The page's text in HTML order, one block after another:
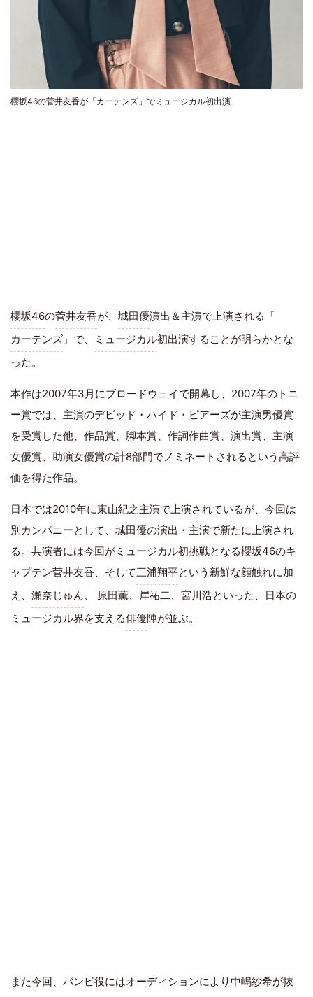
櫻坂46の菅井友香が「カーテンズ」でミュージカル初出演
櫻坂46の菅井友香が、 城田優演出＆主演で上演される「
カーテンズ 」で、 ミュージカル初出演することが明らかとな
った。
本作は2007年3月にブロードウェイで開幕し、2007年のトニ
ー賞では、主演のデビッド・ハイド・ピアーズが主演男優賞
を受賞した他、作品賞、脚本賞、作詞作曲賞、演出賞、主演
女優賞、助演女優賞の計8部門でノミネートされるという高評
価を得た作品。
日本では2010年に東山紀之主演で上演されているが、今回は
別カンパニーとして、城田優の演出・主演で新たに上演され
る。共演者には今回がミュージカル初挑戦となる櫻坂46のキ
ャプテン菅井友香、そして三浦翔平という新鮮な顔触れに加
え、 瀬奈じゅん、 原田薫、岸祐二、宮川浩といった、日本の
ミュージカル界を支える俳優陣が並ぶ。
また今回、バンビ役にはオーディションにより中嶋紗希が抜